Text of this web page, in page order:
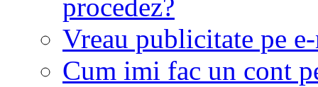
procedez?
Vreau publicitate pe
Cum imi fac un cont